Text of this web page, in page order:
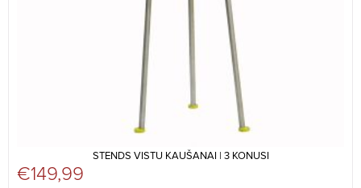
STENDS VISTU KAUŠANAI | 3 KONUSI
€149,99